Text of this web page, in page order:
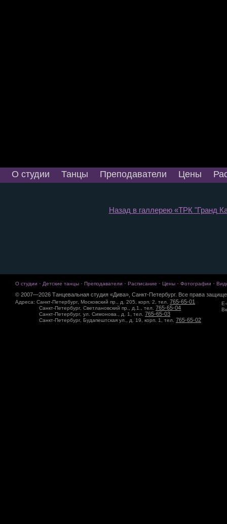
О студии Танцы Преподаватели Цены
Назад в галлерею «ТРК "Гранд
О студии · Детские танцы · Преподаватели · Расписание · Цены · Фотографии ·
© 2007—2026 Танцевальная студия «Дива», Санкт-Петербург. Все права
Адреса: Санкт-Петербург, Московский пр., д. 205, корп. 2, тел. 765-65-01
Санкт-Петербург, Светлановский пр., д.1., тел. 765-65-04
Санкт-Петербург, ул. Симонова., д. 1, тел. 765-65-03
Санкт-Петербург, Будапештская ул., д. 19, корп. 1, тел. 765-65-02